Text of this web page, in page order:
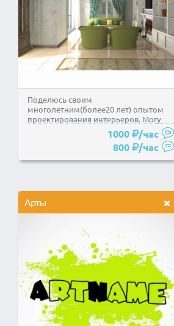
Поделюсь своим
многолетним(более20 лет) опытом
проектирования интерьеров. Могу
давать консультации по расстановке...
1000
/час
800
/час
Арты